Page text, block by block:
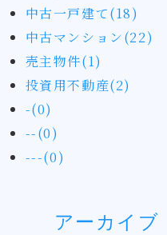
中古一戸建て(18)
中古マンション(22)
売主物件(1)
投資用不動産(2)
-(0)
--(0)
---(0)
アーカイブ